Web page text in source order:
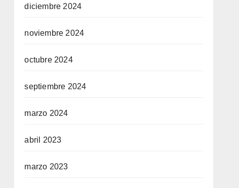
diciembre 2024
noviembre 2024
octubre 2024
septiembre 2024
marzo 2024
abril 2023
marzo 2023